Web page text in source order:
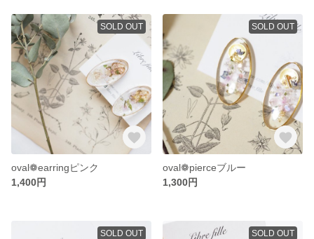
SOLD OUT
oval❁earringピンク
1,400円
SOLD OUT
oval❁pierceブルー
1,300円
SOLD OUT SOLD OUT